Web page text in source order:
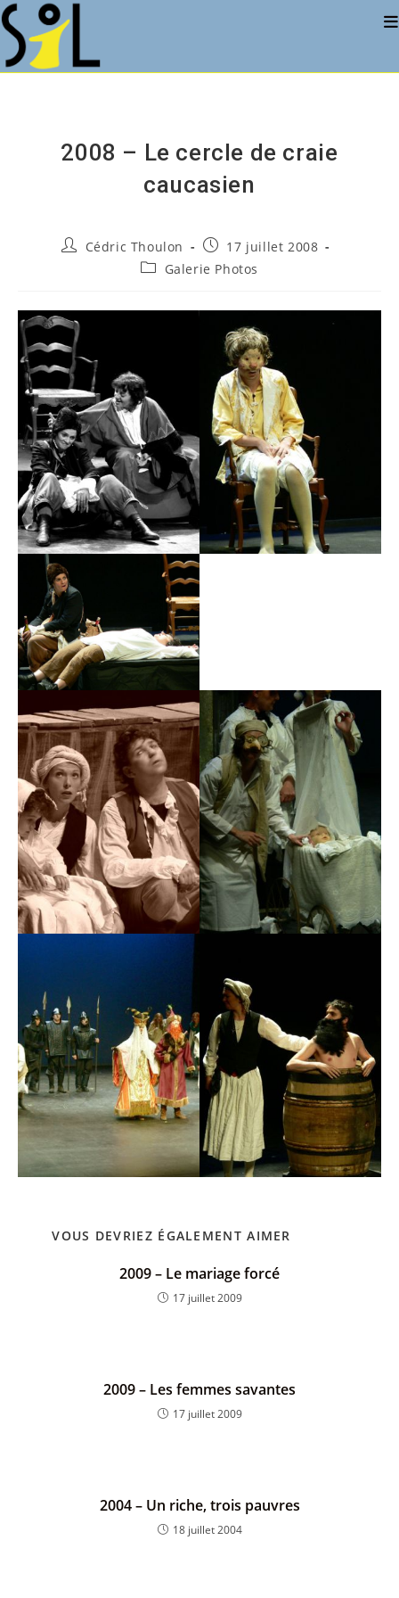
Skip
to
content
2008 – Le cercle de craie
caucasien
Auteur/autrice
Cédric Thoulon
Publication
publiée :
17 juillet 2008
PostGalerie Photos
VOUS DEVRIEZ ÉGALEMENT AIMER
2009 – Le mariage forcé
17 juillet 2009
2009 – Les femmes savantes
17 juillet 2009
2004 – Un riche, trois pauvres
18 juillet 2004